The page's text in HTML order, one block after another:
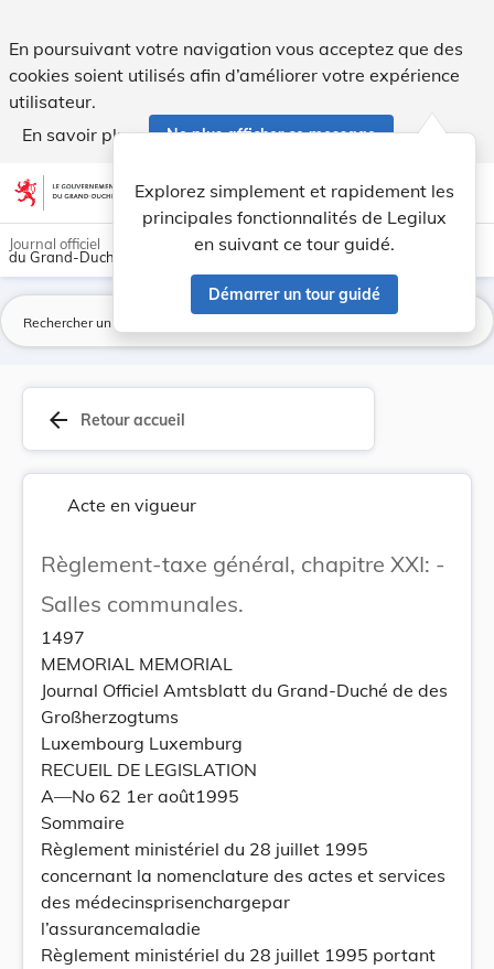
En poursuivant votre navigation vous acceptez que des
cookies soient utilisés afin d’améliorer votre expérience
utilisateur.
En savoir plus
Ne plus afficher ce message
Aller au contenu account_circle help Aide
Explorez simplement et rapidement les
principales fonctionnalités de Legilux
en suivant ce tour guidé.
Démarrer un tour guidé
light_mode dark_mode
Journal officiel
du Grand-Duché de Luxembourg
arrow_back Retour accueil
Acte en vigueur
Règlement-taxe général, chapitre XXI: -
Salles communales.
1497
MEMORIAL MEMORIAL
Journal Officiel Amtsblatt du Grand-Duché de des
Großherzogtums
Luxembourg Luxemburg
RECUEIL DE LEGISLATION
A—No 62 1er août1995
Sommaire
Règlement ministériel du 28 juillet 1995
concernant la nomenclature des actes et services
des médecinsprisenchargepar
l’assurancemaladie
Règlement ministériel du 28 juillet 1995 portant